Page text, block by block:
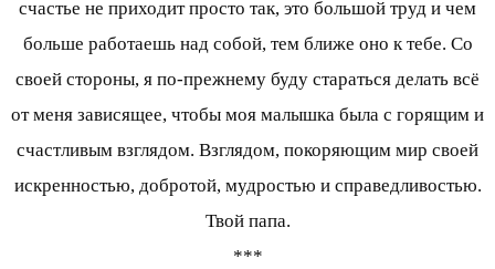
счастье не приходит просто так, это большой труд и чем
больше работаешь над собой, тем ближе оно к тебе. Со
своей стороны, я по-прежнему буду стараться делать всё
от меня зависящее, чтобы моя малышка была с горящим и
счастливым взглядом. Взглядом, покоряющим мир своей
искренностью, добротой, мудростью и справедливостью.
Твой папа.
***